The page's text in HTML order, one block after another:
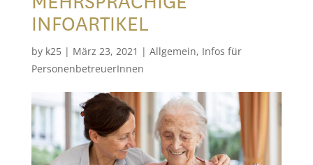
INFOARTIKEL
by k25| März 23, 2021 | Allgemein, Infos für
PersonenbetreuerInnen